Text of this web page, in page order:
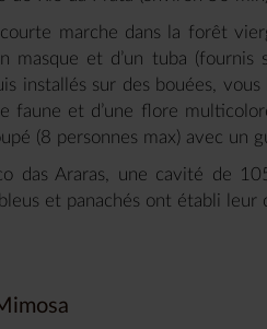
marche dans la forêt
masque et d’un tuba (fournis
installés sur des bouées,
faune et d’une flore
(8 personnes max) avec un
das Araras, une cavité de
et panachés ont établi leur